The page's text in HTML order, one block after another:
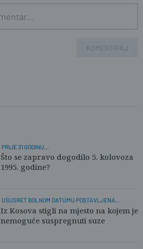
KOMENTIRAJ
PRIJE 31 GODINU...
Što se zapravo dogodilo 5. kolovoza
1995. godine?
USUSRET BOLNOM DATUMU POSTAVLJENA
SPOMEN-PLOČA
Iz Kosova stigli na mjesto na kojem je
nemoguće suspregnuti suze